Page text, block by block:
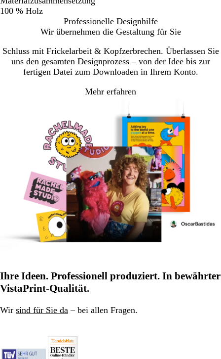
100 % Holz
Professionelle Designhilfe
Wir übernehmen die Gestaltung für Sie
Schluss mit Frickelarbeit & Kopfzerbrechen. Überlassen Sie
uns den gesamten Designprozess – von der Idee bis zur
fertigen Datei zum Downloaden in Ihrem Konto.
Mehr erfahren
Ihre Ideen. Professionell produziert. In bewährter
VistaPrint-Qualität.
Wir sind für Sie da – bei allen Fragen.